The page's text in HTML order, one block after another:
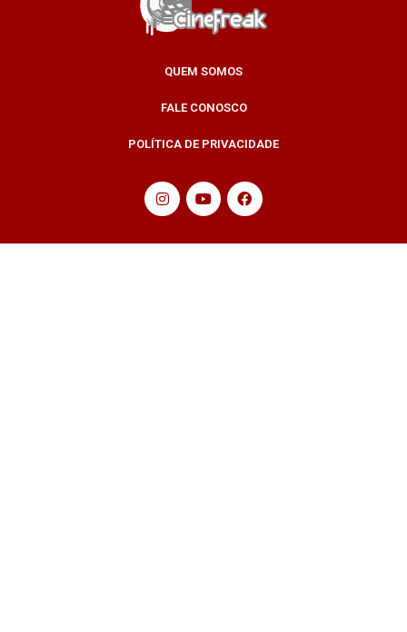
QUEM SOMOS
FALE CONOSCO
POLÍTICA DE PRIVACIDADE